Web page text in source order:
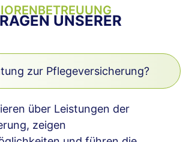
UNSERER
zur Pflegeversicherung?
über Leistungen der
zeigen